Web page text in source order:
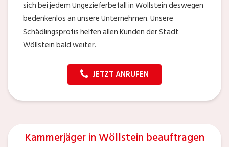
sich bei jedem Ungezieferbefall in Wöllstein deswegen
bedenkenlos an unsere Unternehmen. Unsere
Schädlingsprofis helfen allen Kunden der Stadt
Wöllstein bald weiter.
JETZT ANRUFEN
Kammerjäger in Wöllstein beauftragen